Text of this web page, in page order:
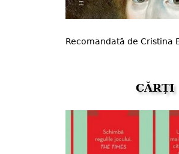
Recomandată de Cristina
CĂRȚI